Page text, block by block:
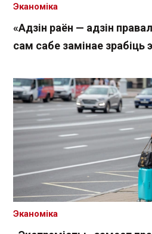
«Адзін раён — адзін
сам сабе замінае зрабіць
Эканоміка
Эканоміка